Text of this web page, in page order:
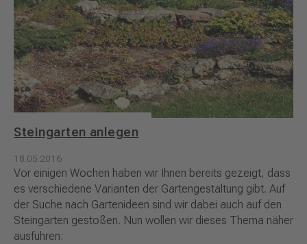
Steingarten anlegen
18.05.2016
Vor einigen Wochen haben wir Ihnen bereits gezeigt, dass
es verschiedene Varianten der Gartengestaltung gibt. Auf
der Suche nach Gartenideen sind wir dabei auch auf den
Steingarten gestoßen. Nun wollen wir dieses Thema näher
ausführen: